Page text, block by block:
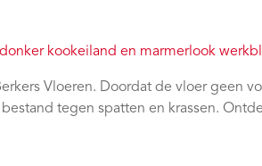
Vloeren. Doordat de vloer geen
tegen spatten en krassen.